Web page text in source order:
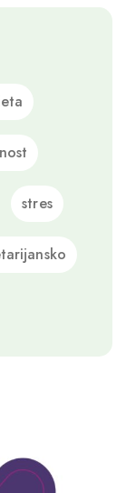
stres